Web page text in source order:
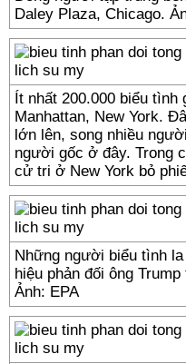
Daley Plaza, Chicago.
Ít nhất 200.000 biểu tình
Manhattan, New York.
lớn lên, song nhiều
người gốc ở đây. Trong
cử tri ở New York bỏ
Những người biểu tình
hiệu phản đối ông
Ảnh: EPA